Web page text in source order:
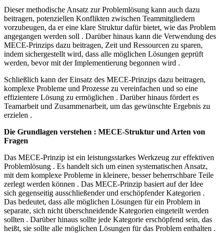
Dieser methodische Ansatz zur Problemlösung kann auch dazu
beitragen, potenziellen Konflikten zwischen Teammitgliedern
vorzubeugen, da er eine klare Struktur dafür bietet, wie das Problem
angegangen werden soll . Darüber hinaus kann die Verwendung des
MECE-Prinzips dazu beitragen, Zeit und Ressourcen zu sparen,
indem sichergestellt wird, dass alle möglichen Lösungen geprüft
werden, bevor mit der Implementierung begonnen wird .
Schließlich kann der Einsatz des MECE-Prinzips dazu beitragen,
komplexe Probleme und Prozesse zu vereinfachen und so eine
effizientere Lösung zu ermöglichen . Darüber hinaus fördert es
Teamarbeit und Zusammenarbeit, um das gewünschte Ergebnis zu
erzielen .
Die Grundlagen verstehen : MECE-Struktur und Arten von
Fragen
Das MECE-Prinzip ist ein leistungsstarkes Werkzeug zur effektiven
Problemlösung . Es handelt sich um einen systematischen Ansatz,
mit dem komplexe Probleme in kleinere, besser beherrschbare Teile
zerlegt werden können . Das MECE-Prinzip basiert auf der Idee
sich gegenseitig ausschließender und erschöpfender Kategorien .
Das bedeutet, dass alle möglichen Lösungen für ein Problem in
separate, sich nicht überschneidende Kategorien eingeteilt werden
sollten . Darüber hinaus sollte jede Kategorie erschöpfend sein, das
heißt, sie sollte alle möglichen Lösungen für das Problem enthalten .